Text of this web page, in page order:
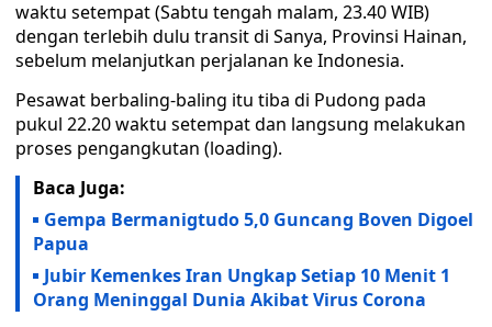
waktu setempat (Sabtu tengah malam, 23.40 WIB)
dengan terlebih dulu transit di Sanya, Provinsi Hainan,
sebelum melanjutkan perjalanan ke Indonesia.
Pesawat berbaling-baling itu tiba di Pudong pada
pukul 22.20 waktu setempat dan langsung melakukan
proses pengangkutan (loading).
Baca Juga:
Gempa Bermanigtudo 5,0 Guncang Boven Digoel
Papua
Jubir Kemenkes Iran Ungkap Setiap 10 Menit 1
Orang Meninggal Dunia Akibat Virus Corona